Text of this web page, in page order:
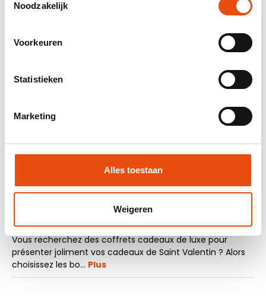
Noodzakelijk
Voorkeuren
Statistieken
Marketing
Alles toestaan
Weigeren
Envoyez-moi un récapitulatif par courriel.
Meilleur prix garanti
Livraison 48H possible
Aide et conseils de notre studio graphique
Demande d'échantillon
Vous recherchez des coffrets cadeaux de luxe pour
présenter joliment vos cadeaux de Saint Valentin ? Alors
choisissez les bo… Plus